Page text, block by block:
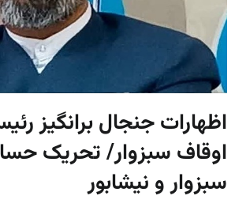
اظهارات جنجال برانگیز
اوقاف سبزوار/ تحریک
سبزوار و نیشابور